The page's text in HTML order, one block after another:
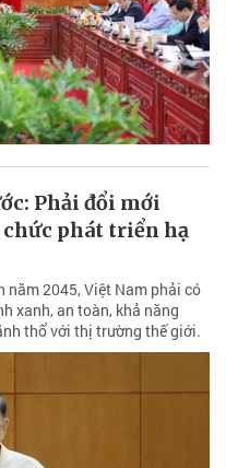
Phải đổi mới
chức phát triển hạ
năm 2045, Việt Nam phải có
xanh, an toàn, khả năng
thổ với thị trường thế giới.